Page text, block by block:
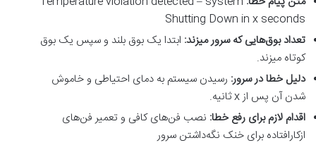
Shutting Down in x seconds
تعداد بوق‌هایی که سرور میزند: ابتدا یک بوق بلند و سپس یک بوق
کوتاه میزند.
دلیل خطا در سرور: رسیدن سیستم به دمای احتیاطی و خاموش
شدن آن پس از x ثانیه.
اقدام لازم برای رفع خطا: نصب فن‌های کافی و تعمیر فن‌های
ازکارافتاده برای خنک نگه‌داشتن سرور